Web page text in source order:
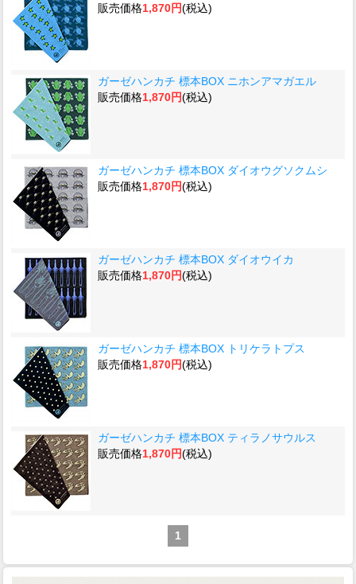
販売価格1,870円(税込)
ガーゼハンカチ 標本BOX ニホンアマガエル
販売価格1,870円(税込)
ガーゼハンカチ 標本BOX ダイオウグソクムシ
販売価格1,870円(税込)
ガーゼハンカチ 標本BOX ダイオウイカ
販売価格1,870円(税込)
ガーゼハンカチ 標本BOX トリケラトプス
販売価格1,870円(税込)
ガーゼハンカチ 標本BOX ティラノサウルス
販売価格1,870円(税込)
1